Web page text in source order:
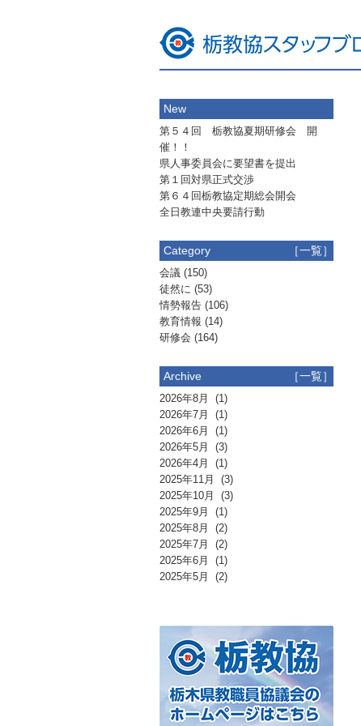
New
第５４回 栃教協夏期研修会 開
催！！
県人事委員会に要望書を提出
第１回対県正式交渉
第６４回栃教協定期総会開会
全日教連中央要請行動
Category ［一覧］
会議 (150)
徒然に (53)
情勢報告 (106)
教育情報 (14)
研修会 (164)
Archive ［一覧］
2026年8月
(1)
2026年7月
(1)
2026年6月
(1)
2026年5月
(3)
2026年4月
(1)
2025年11月
(3)
2025年10月
(3)
2025年9月
(1)
2025年8月
(2)
2025年7月
(2)
2025年6月
(1)
2025年5月
(2)